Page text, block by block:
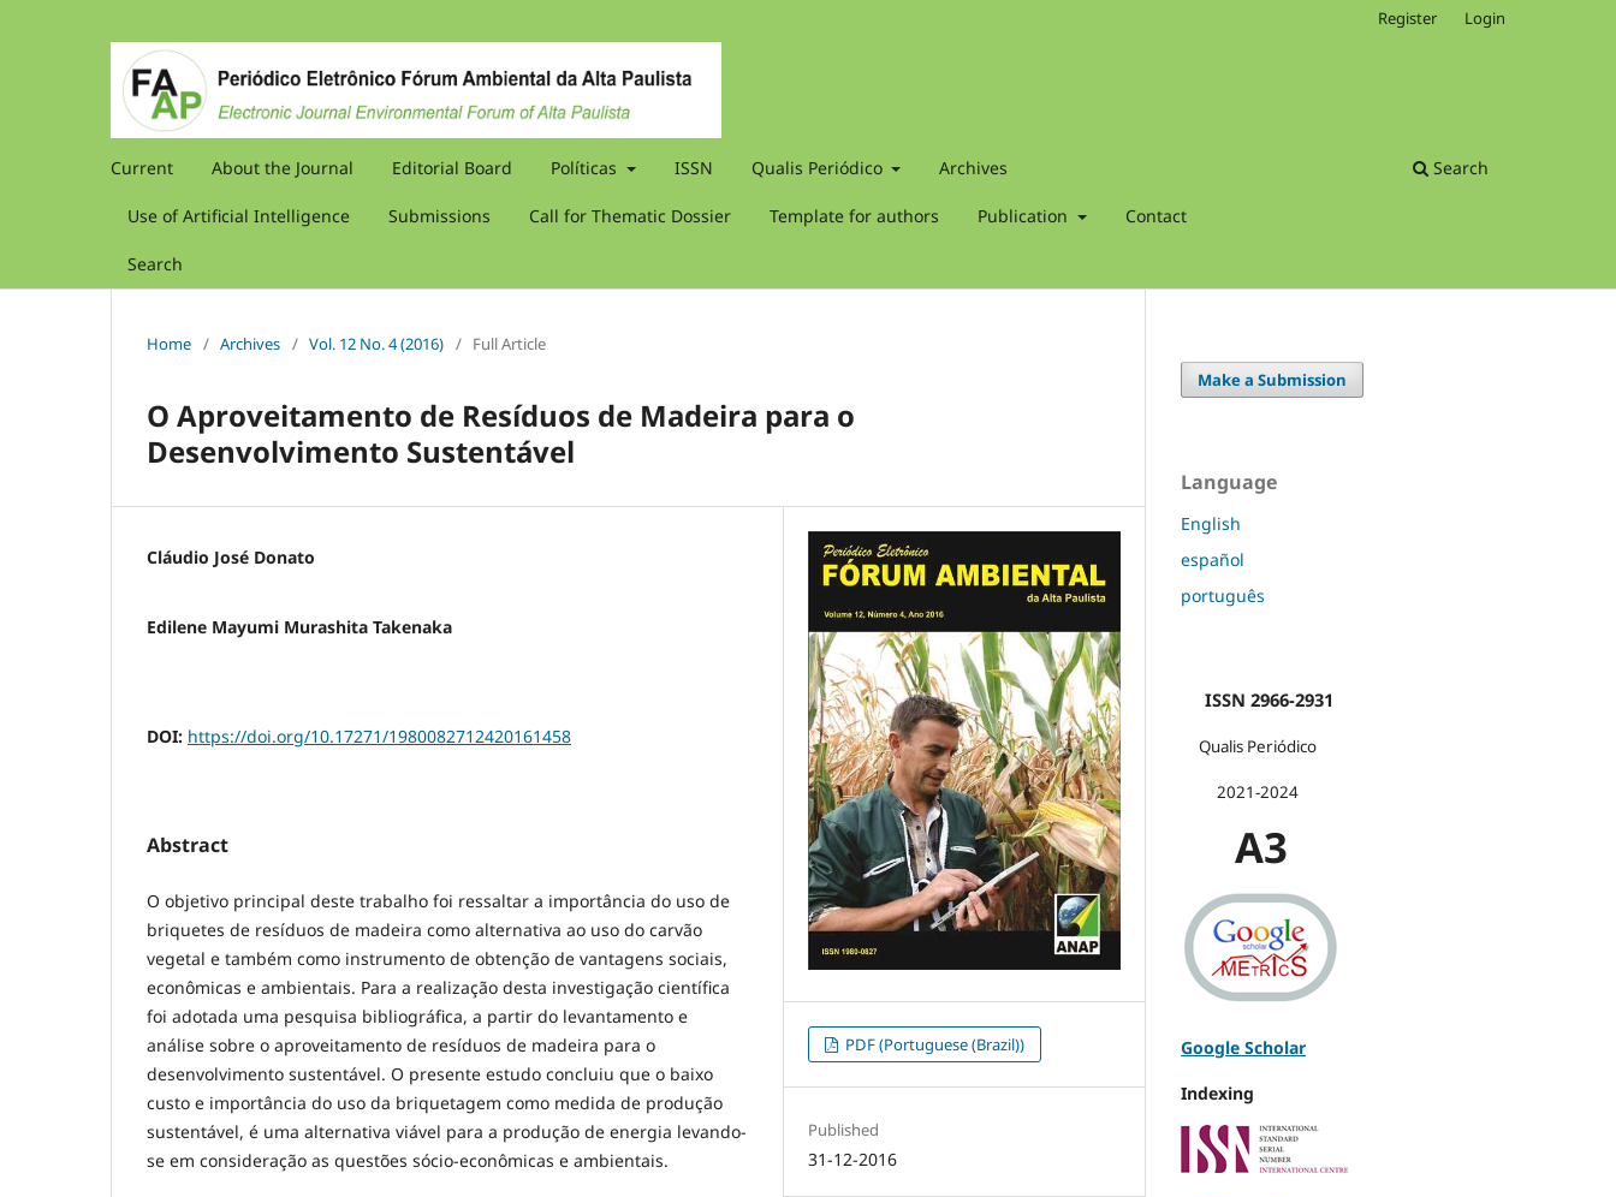
Current About the Journal Editorial Board Políticas ISSN Qualis Periódico Archives
Use of Artificial Intelligence Submissions Call for Thematic Dossier Template for authors Publication Contact
Search
Search
Register Login
Home / Archives / Vol. 12 No. 4 (2016) / Full Article
O Aproveitamento de Resíduos de Madeira para o
Desenvolvimento Sustentável
Cláudio José Donato
Edilene Mayumi Murashita Takenaka
DOI: https://doi.org/10.17271/1980082712420161458
Abstract
O objetivo principal deste trabalho foi ressaltar a importância do uso de
briquetes de resíduos de madeira como alternativa ao uso do carvão
vegetal e também como instrumento de obtenção de vantagens sociais,
econômicas e ambientais. Para a realização desta investigação científica
foi adotada uma pesquisa bibliográfica, a partir do levantamento e
análise sobre o aproveitamento de resíduos de madeira para o
desenvolvimento sustentável. O presente estudo concluiu que o baixo
custo e importância do uso da briquetagem como medida de produção
sustentável, é uma alternativa viável para a produção de energia levando-
se em consideração as questões sócio-econômicas e ambientais.
PDF (Portuguese (Brazil))
Published
31-12-2016
Make a Submission
Language
English
español
português
ISSN 2966-2931
Qualis Periódico
2021-2024
A3
Google Scholar
Indexing